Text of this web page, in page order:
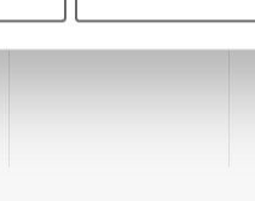
Contacteer ons